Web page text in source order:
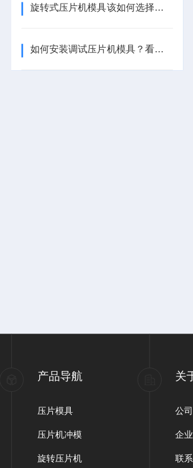
旋转式压片机模具该如何选择及使用呢？看看本篇吧
如何安装调试压片机模具？看完本篇就明白了
产品导航
压片模具
压片机冲模
旋转压片机
关
公
企
联